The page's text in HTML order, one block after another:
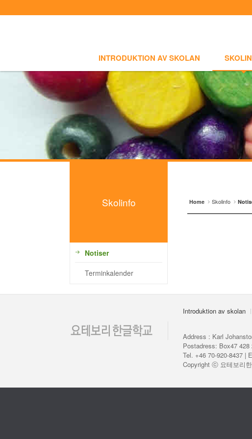
INTRODUKTION AV SKOLAN
Skolinfo
Notiser
Terminkalender
Home Skolinfo
Introduktion av skolan
Address : Karl
Postadress: Box47 428
Tel. +46 70-920-8437 |
Copyright ⓒ 요테보리
Skolinfo
Photoalbum